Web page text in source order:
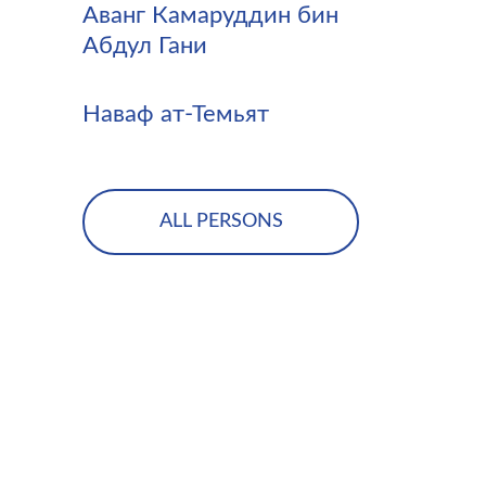
Аванг Камаруддин бин
Абдул Гани
Наваф ат-Темьят
ALL PERSONS